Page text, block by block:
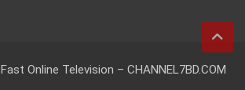
Fast Online Television – CHANNEL7BD.COM